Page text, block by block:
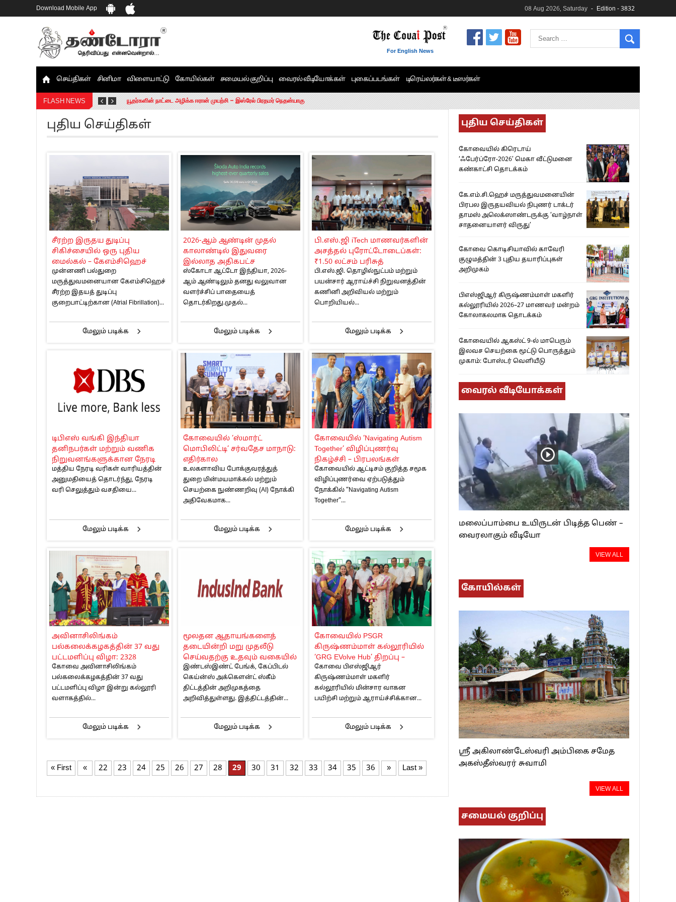
Download Mobile App 08 Aug 2026, Saturday Edition - 3832
For English News
செய்திகள் சினிமா விளையாட்டு கோயில்கள் சமையல் குறிப்பு வைரல் வீடியோக்கள் புகைப்படங்கள் டிரெய்லர்கள் & டீஸர்கள்
FLASH NEWS
யூதர்களின் நாட்டை அழிக்க ஈரான் முயற்சி – இஸ்ரேல் பிரதமர் நெதன்யாகு
எங்களை நீக்குவதற்கு இபிஎஸ்க்கு அதிகாரம் இல்லை.. – சி. வி.சண்முகம்
“மாணவர்கள் நடத்திய மொழிப்போரில் ஸ்டிக்கர் ஒட்டிக்கொண்டது திமுக”- பாமக தலைவர் அன்புமணி ராமதாஸ்
பிரவீன் சக்ரவர்த்தியின் கருத்து காங்கிரஸ் தலைமையின் கருத்து கிடையாது – கார்த்தி சிதம்பரம்
“ஜெயலலிதா அவர்களே என் ரோல் மாடல்” -பிரேமலதா விஜயகாந்த் பேட்டி
ராகுல் காந்தி கைது – தவெக தலைவர் விஜய் கண்டனம்
செத்து சாம்பல் ஆனாலும் தனித்துதான் போட்டி – சீமான்
பாகிஸ்தானின் அணு ஆயுத மிரட்டலுக்கு அஞ்சமாட்டோம் – இந்தியா
மத்திய ஆசிரியர் தகுதித் தேர்வு: பட்டதாரிகள் அக்.16 வரை விண்ணப்பிக்கலாம்
தமிழக சட்டப்பேரவையில் காலியிடங்கள் 6 ஆக உயர்வு
புதிய செய்திகள்
சீரற்ற இருதய துடிப்பு
சிகிச்சையில் ஒரு புதிய
மைல்கல் – கேஎம்சிஹெச்
மருத்துவமனை சாதனை!
முன்னணி பல்துறை
மருத்துவமனையான கேஎம்சிஹெச்
சீரற்ற இதயத் துடிப்பு
குறைபாட்டிற்கான (Atrial Fibrillation)...
மேலும் படிக்க
2026-ஆம் ஆண்டின் முதல்
காலாண்டில் இதுவரை
இல்லாத அதிகபட்ச
காலாண்டு விற்பனையை
ஸ்கோடா ஆட்டோ இந்தியா
பதிவு செய்துள்ளது
ஸ்கோடா ஆட்டோ இந்தியா, 2026-
ஆம் ஆண்டிலும் தனது வலுவான
வளர்ச்சிப் பாதையைத்
தொடர்கிறது.முதல்...
மேலும் படிக்க
பி.எஸ்.ஜி iTech மாணவர்களின்
அசத்தல் புரோட்டோடைப்கள்:
₹1.50 லட்சம் பரிசுத்
தொகையை வாரி வழங்கிய
சான்டிஸ்க்!
பி.எஸ்.ஜி. தொழில்நுட்பம் மற்றும்
பயன்சார் ஆராய்ச்சி நிறுவனத்தின்
கணினி அறிவியல் மற்றும்
பொறியியல்...
மேலும் படிக்க
டிபிஎஸ் வங்கி இந்தியா
தனிநபர்கள் மற்றும் வணிக
நிறுவனங்களுக்கான நேரடி
வரி செலுத்தும் வசதியைத்
தொடங்கியது
மத்திய நேரடி வரிகள் வாரியத்தின்
அனுமதியைத் தொடர்ந்து, நேரடி
வரி செலுத்தும் வசதியை...
மேலும் படிக்க
கோவையில் ‘ஸ்மார்ட்
மொபிலிட்டி’ சர்வதேச மாநாடு:
எதிர்கால
போக்குவரத்துக்கான புதிய
பாதையை வகுக்கும் குமரகுரு
கல்வி நிறுவனங்கள்
உலகளாவிய போக்குவரத்துத்
துறை மின்மயமாக்கல் மற்றும்
செயற்கை நுண்ணறிவு (AI) நோக்கி
அதிவேகமாக...
மேலும் படிக்க
கோவையில் ‘Navigating Autism
Together’ விழிப்புணர்வு
நிகழ்ச்சி – பிரபலங்கள்
பங்கேற்பு
கோவையில் ஆட்டிசம் குறித்த சமூக
விழிப்புணர்வை ஏற்படுத்தும்
நோக்கில் “Navigating Autism
Together”...
மேலும் படிக்க
அவினாசிலிங்கம்
பல்கலைக்கழகத்தின் 37 வது
பட்டமளிப்பு விழா: 2328
மாணவியருக்கு பட்டம் !
கோவை அவினாசிலிங்கம்
பல்கலைக்கழகத்தின் 37 வது
பட்டமளிப்பு விழா இன்று கல்லூரி
வளாகத்தில்...
மேலும் படிக்க
மூலதன ஆதாயங்களைத்
தடையின்றி மறு முதலீடு
செய்வதற்கு உதவும் வகையில்
கேப்பிடல் கெய்ன்ஸ்
அக்கௌன்ட் ஸ்கீம் திட்டம்
இண்டஸ் இண்ட் பேங்க்
அறிமுகம்
இண்டஸ்இண்ட் பேங்க், கேப்பிடல்
கெய்ன்ஸ் அக்கௌன்ட் ஸ்கீம்
திட்டத்தின் அறிமுகத்தை
அறிவித்துள்ளது. இத்திட்டத்தின்...
மேலும் படிக்க
கோவையில் PSGR
கிருஷ்ணம்மாள் கல்லூரியில்
‘GRG EVolve Hub’ திறப்பு –
பெண்களுக்கு மின்சார வாகன
பயிற்சியில் புதிய வாய்ப்பு
கோவை பிஎஸ்ஜிஆர்
கிருஷ்ணம்மாள் மகளிர்
கல்லூரியில் மின்சார வாகன
பயிற்சி மற்றும் ஆராய்ச்சிக்கான...
மேலும் படிக்க
« First « 22 23 24 25 26 27 28 29 30 31 32 33 34 35 36 » Last »
புதிய செய்திகள்
கோவையில் கிரெடாய்
‘ஃபேர்ப்ரோ-2026’ மெகா வீட்டுமனை
கண்காட்சி தொடக்கம்
கே.எம்.சி.ஹெச் மருத்துவமனையின்
பிரபல இருதயவியல் நிபுணர் டாக்டர்
தாமஸ் அலெக்ஸாண்டருக்கு ‘வாழ்நாள்
சாதனையாளர் விருது’
கோவை கொடிசியாவில் காவேரி
குழுமத்தின் 3 புதிய தயாரிப்புகள்
அறிமுகம்
பிஎஸ்ஜிஆர் கிருஷ்ணம்மாள் மகளிர்
கல்லூரியில் 2026–27 மாணவர் மன்றம்
கோலாகலமாக தொடக்கம்
கோவையில் ஆகஸ்ட் 9-ல் மாபெரும்
இலவச செயற்கை மூட்டு பொருத்தும்
முகாம்: போஸ்டர் வெளியீடு
வைரல் வீடியோக்கள்
மலைப்பாம்பை உயிருடன் பிடித்த பெண் –
வைரலாகும் வீடியோ
VIEW ALL
கோயில்கள்
ஸ்ரீ அகிலாண்டேஸ்வரி அம்பிகை சமேத
அகஸ்தீஸ்வரர் சுவாமி
VIEW ALL
சமையல் குறிப்பு